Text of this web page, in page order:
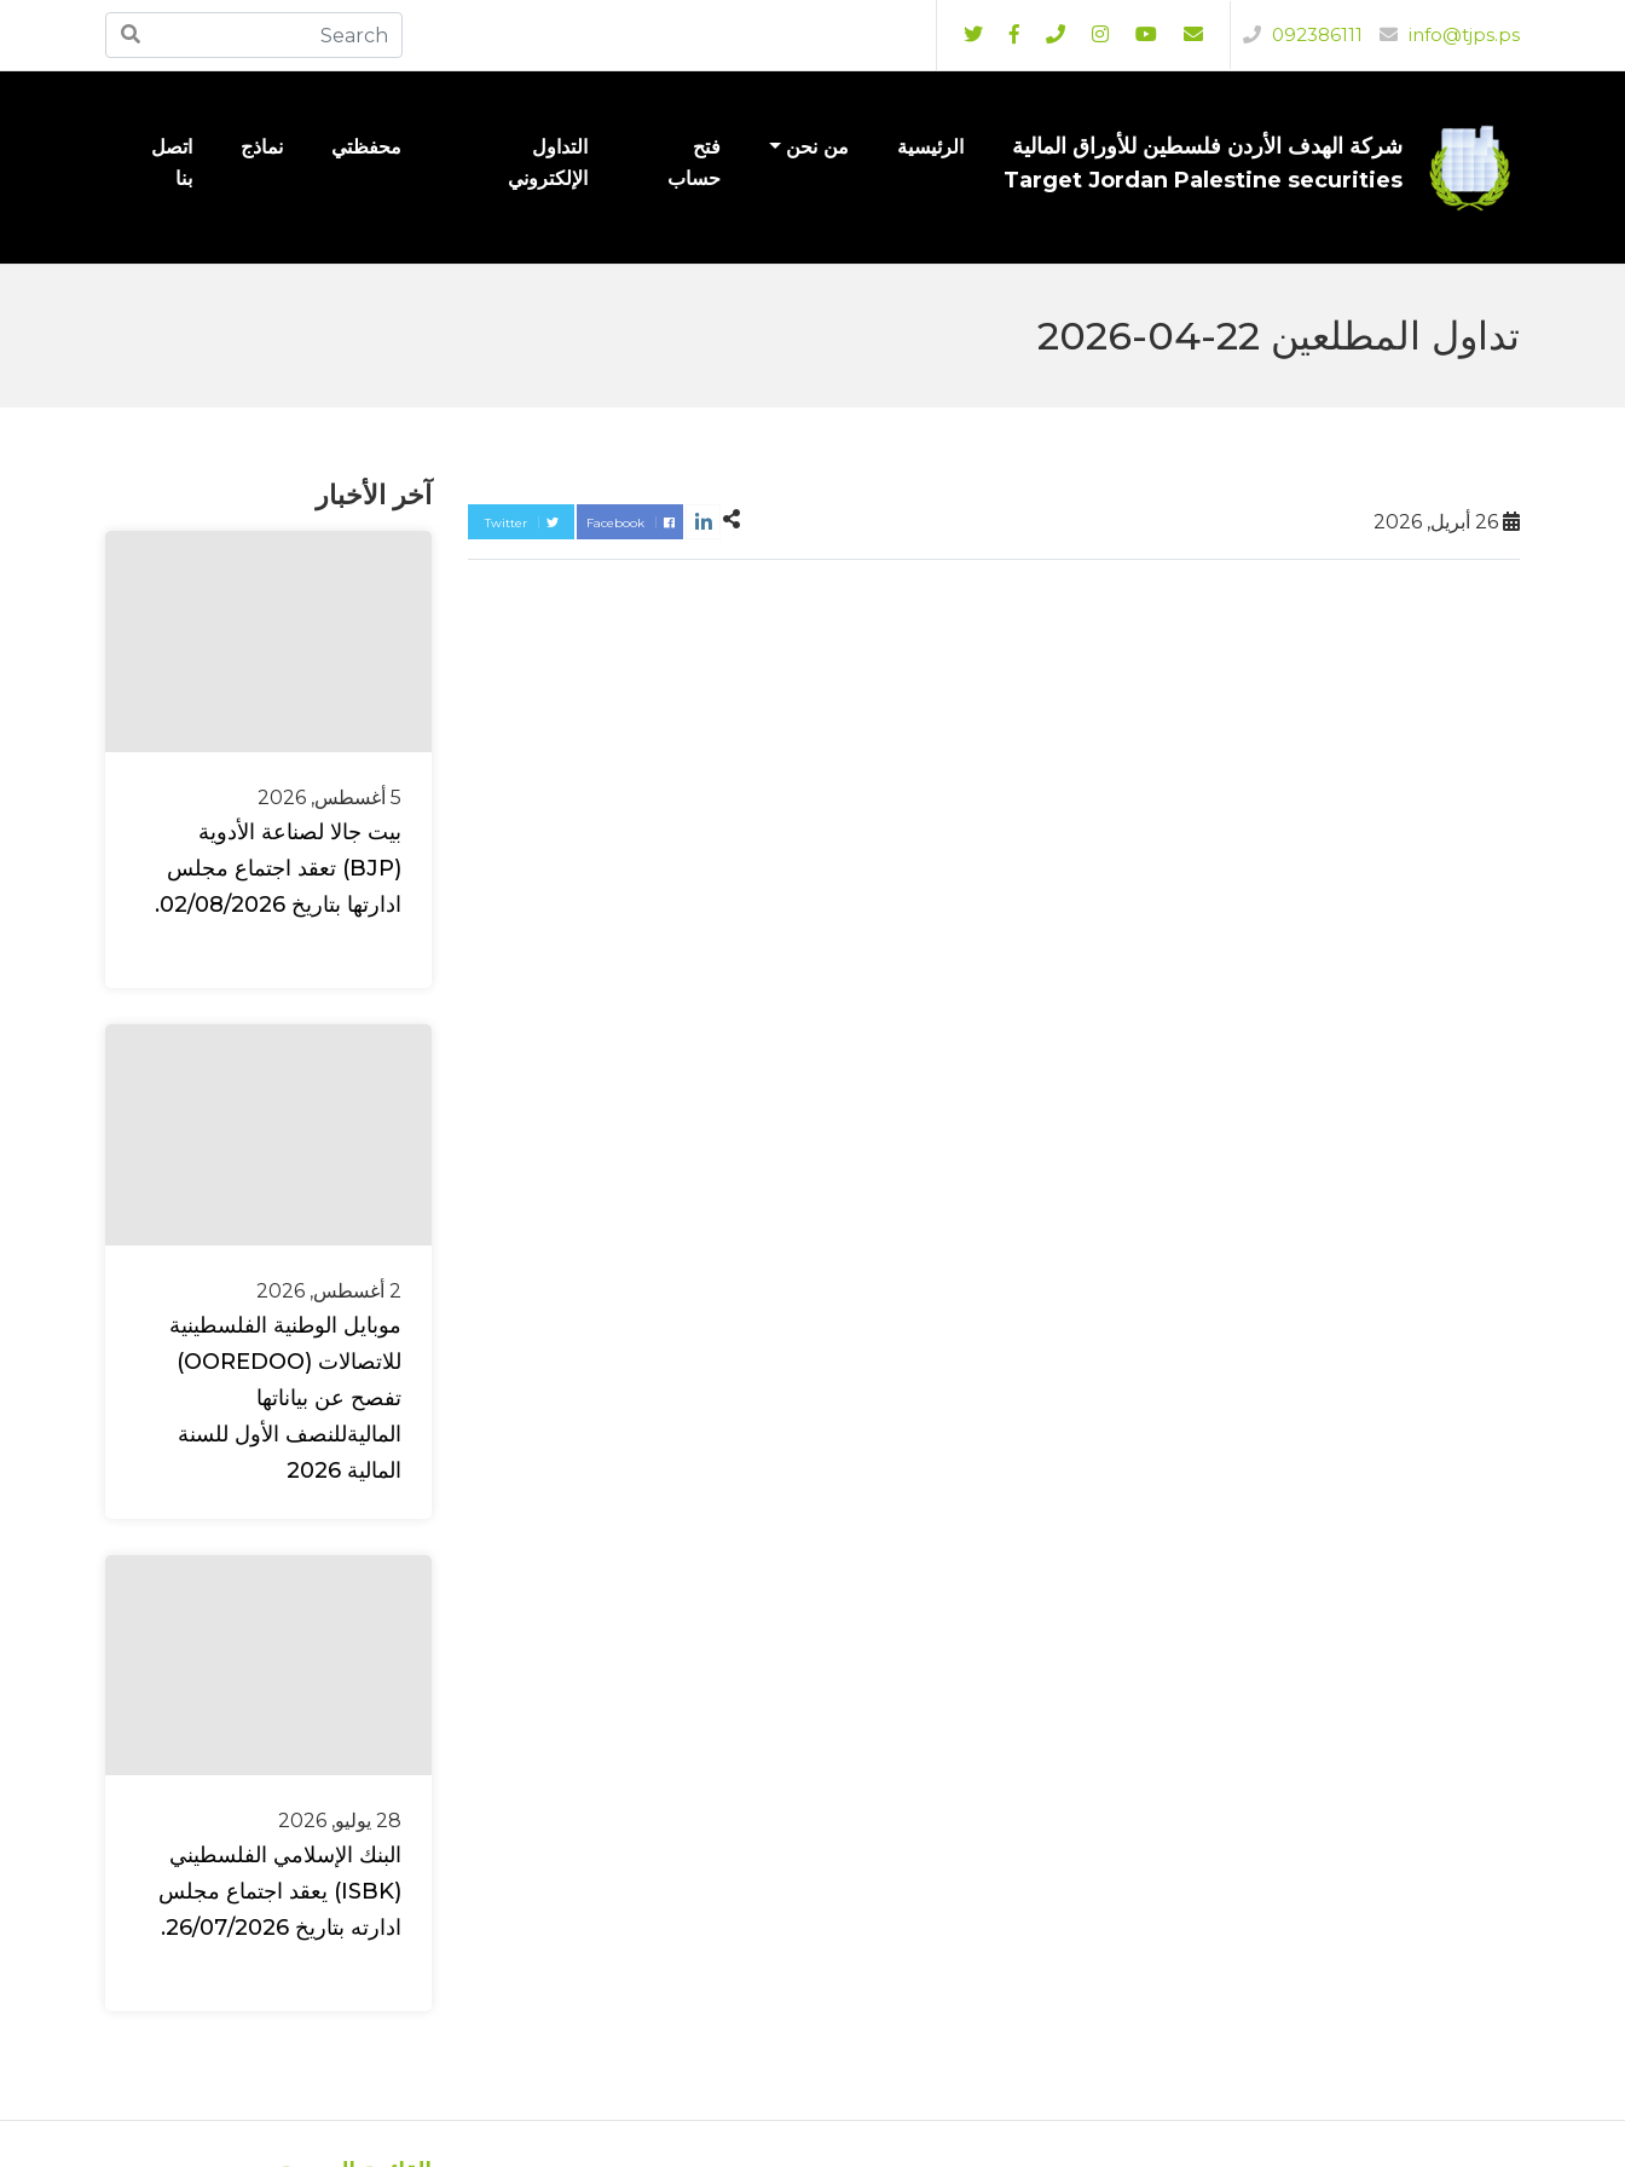
info@tjps.ps
092386111
شركة الهدف الأردن فلسطين للأوراق المالية
Target Jordan Palestine securities
الرئيسية من نحن
فتح
حساب
التداول
الإلكتروني
محفظتي نماذج
اتصل
بنا
تداول المطلعين 22-04-2026
Twitter Facebook
آخر الأخبار
5 أغسطس, 2026
بيت جالا لصناعة الأدوية
(BJP) تعقد اجتماع مجلس
ادارتها بتاريخ 02/08/2026.
2 أغسطس, 2026
موبايل الوطنية الفلسطينية
للاتصالات (OOREDOO)
تفصح عن بياناتها
الماليةللنصف الأول للسنة
المالية 2026
28 يوليو, 2026
البنك الإسلامي الفلسطيني
(ISBK) يعقد اجتماع مجلس
ادارته بتاريخ 26/07/2026.